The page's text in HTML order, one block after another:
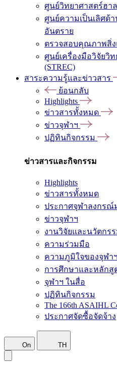
ศูนย์วิทยาศาสตร์ฮา
ศูนย์ความเป็นเลิศด้
อันตราย
ตรวจสอบคุณภาพสิ่
ศูนย์เครื่องมือวิจัยวิ
(STREC)
สาระความรู้และข่าวสาร
ย้อนกลับ
Highlights
ข่าวสารทั้งหมด
ข่าวจุฬาฯ
ปฏิทินกิจกรรม
ข่าวสารและกิจกรรม
Highlights
ข่าวสารทั้งหมด
ประกาศจุฬาลงกรณ์
ข่าวจุฬาฯ
งานวิจัยและนวัตกร
ความร่วมมือ
ความภูมิใจของจุฬาฯ
การศึกษาและหลักสู
จุฬาฯ ในสื่อ
ปฏิทินกิจกรรม
The 166th ASAIHL
ประกาศจัดซื้อจัดจ้าง
On TH